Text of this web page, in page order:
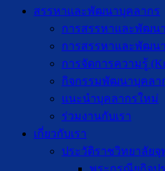
สรรหาและพัฒนาบุคลากร
การสรรหาและพัฒน
การสรรหาและพัฒน
การจัดการความรู้
กิจกรรมพัฒนาบุคลา
แนะนำบุคลากรใหม่
ร่วมงานกับเรา
เกี่ยวกับเรา
ประวัติราชวิทยาลัย
พระกรณียกิจป